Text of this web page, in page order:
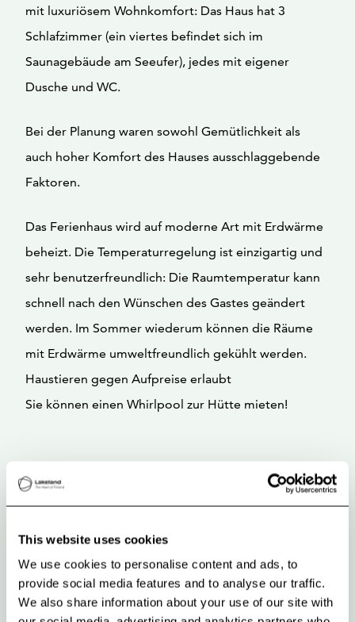
This website uses cookies
We use cookies to personalise content and ads, to
provide social media features and to analyse our traffic.
We also share information about your use of our site with
mit luxuriösem Wohnkomfort: Das Haus hat 3
Schlafzimmer (ein viertes befindet sich im
Saunagebäude am Seeufer), jedes mit eigener
Dusche und WC.
Bei der Planung waren sowohl Gemütlichkeit als
auch hoher Komfort des Hauses ausschlaggebende
Faktoren.
Das Ferienhaus wird auf moderne Art mit Erdwärme
beheizt. Die Temperaturregelung ist einzigartig und
sehr benutzerfreundlich: Die Raumtemperatur kann
schnell nach den Wünschen des Gastes geändert
werden. Im Sommer wiederum können die Räume
mit Erdwärme umweltfreundlich gekühlt werden.
Haustieren gegen Aufpreise erlaubt
Sie können einen Whirlpool zur Hütte mieten!